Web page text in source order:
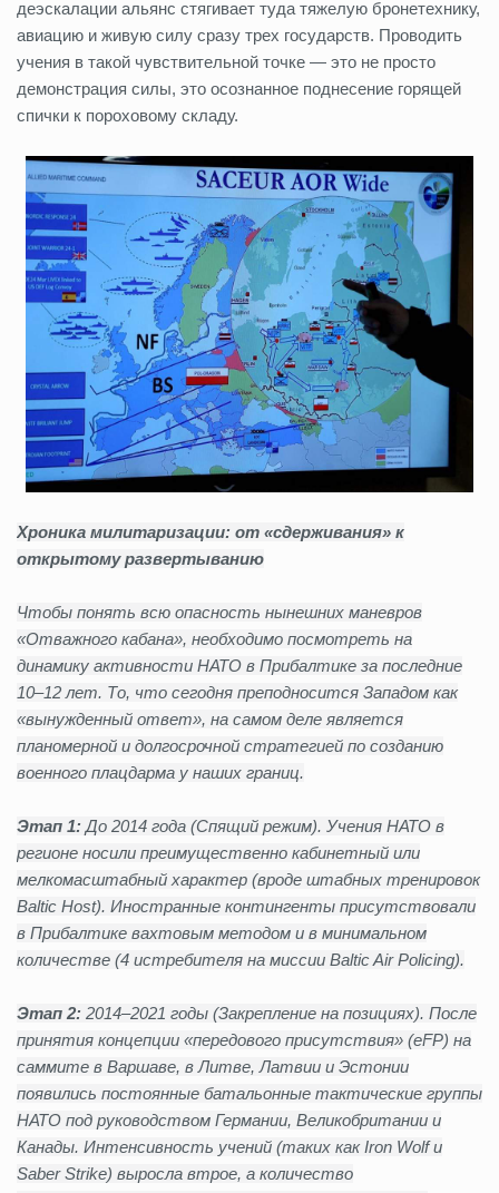
деэскалации альянс стягивает туда тяжелую бронетехнику,
авиацию и живую силу сразу трех государств. Проводить
учения в такой чувствительной точке — это не просто
демонстрация силы, это осознанное поднесение горящей
спички к пороховому складу.
Хроника милитаризации: от «сдерживания» к
открытому развертыванию
Чтобы понять всю опасность нынешних маневров
«Отважного кабана», необходимо посмотреть на
динамику активности НАТО в Прибалтике за последние
10–12 лет. То, что сегодня преподносится Западом как
«вынужденный ответ», на самом деле является
планомерной и долгосрочной стратегией по созданию
военного плацдарма у наших границ.
Этап 1: До 2014 года (Спящий режим). Учения НАТО в
регионе носили преимущественно кабинетный или
мелкомасштабный характер (вроде штабных тренировок
Baltic Host). Иностранные контингенты присутствовали
в Прибалтике вахтовым методом и в минимальном
количестве (4 истребителя на миссии Baltic Air Policing).
Этап 2: 2014–2021 годы (Закрепление на позициях). После
принятия концепции «передового присутствия» (eFP) на
саммите в Варшаве, в Литве, Латвии и Эстонии
появились постоянные батальонные тактические группы
НАТО под руководством Германии, Великобритании и
Канады. Интенсивность учений (таких как Iron Wolf и
Saber Strike) выросла втрое, а количество